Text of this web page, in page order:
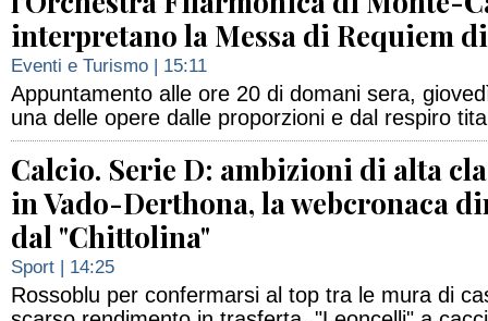
interpretano la Messa di Requiem
Eventi e Turismo | 15:11
Appuntamento alle ore 20 di domani sera,
una delle opere dalle proporzioni e dal respiro
Calcio. Serie D: ambizioni di alta
in Vado-Derthona, la webcronaca
dal "Chittolina"
Sport | 14:25
Rossoblu per confermarsi al top tra le mura di